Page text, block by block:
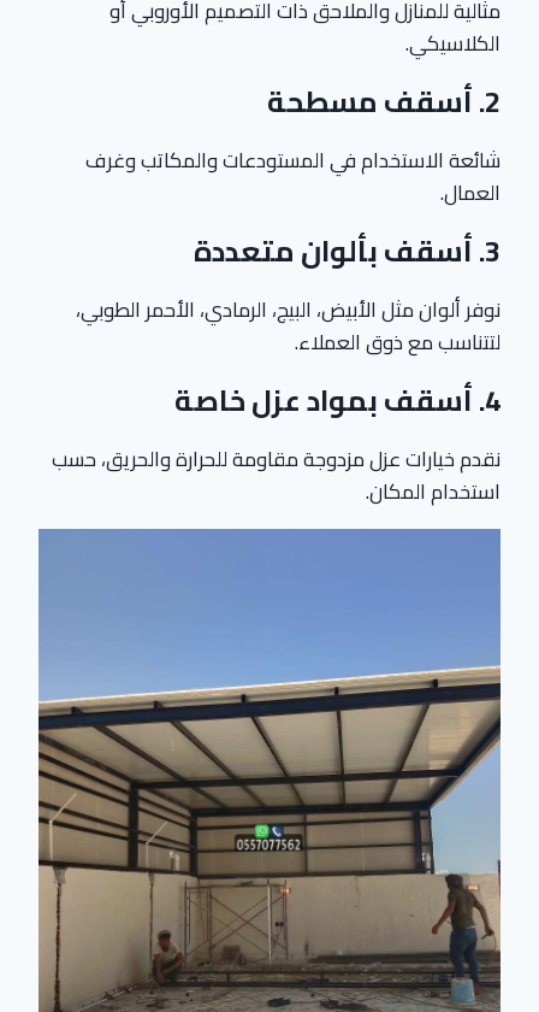
مثالية للمنازل والملاحق ذات التصميم الأوروبي أو
الكلاسيكي.
2. أسقف مسطحة
شائعة الاستخدام في المستودعات والمكاتب وغرف
العمال.
3. أسقف بألوان متعددة
نوفر ألوان مثل الأبيض، البيج، الرمادي، الأحمر الطوبي،
لتتناسب مع ذوق العملاء.
4. أسقف بمواد عزل خاصة
نقدم خيارات عزل مزدوجة مقاومة للحرارة والحريق، حسب
استخدام المكان.